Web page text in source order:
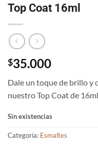
Top Coat 16ml
$35.000
Dale un toque de brillo y
nuestro Top Coat de
Sin existencias
Categoría: Esmaltes